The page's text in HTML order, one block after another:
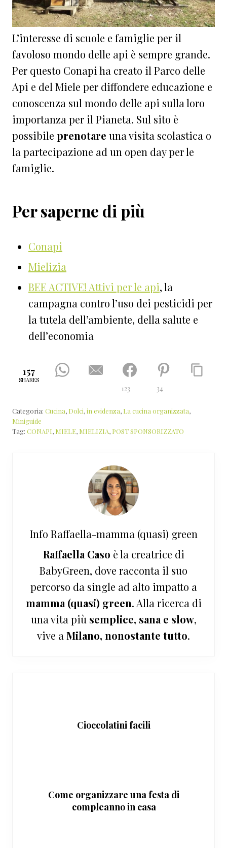
L’interesse di scuole e famiglie per il
favoloso mondo delle api è sempre grande.
Per questo Conapi ha creato il Parco delle
Api e del Miele per diffondere educazione e
conoscenza sul mondo delle api sulla loro
importanza per il Pianeta. Sul sito è
possibile prenotare una visita scolastica o
la partecipazione ad un open day per le
famiglie.
Per saperne di più
Conapi
Mielizia
BEE ACTIVE! Attivi per le api, la
campagna contro l’uso dei pesticidi per
la tutela dell’ambiente, della salute e
dell’economia
157
SHARES
123 34
Categoria: Cucina, Dolci,in evidenza, La cucina organizzata,
Miniguide
Tag: CONAPI, MIELE, MIELIZIA, POST SPONSORIZZATO
Info Raffaella-mamma (quasi) green
Raffaella Caso è la creatrice di
BabyGreen, dove racconta il suo
percorso da single ad alto impatto a
mamma (quasi) green. Alla ricerca di
una vita più semplice, sana e slow,
vive a Milano, nonostante tutto.
Cioccolatini facili
Come organizzare una festa di
compleanno in casa